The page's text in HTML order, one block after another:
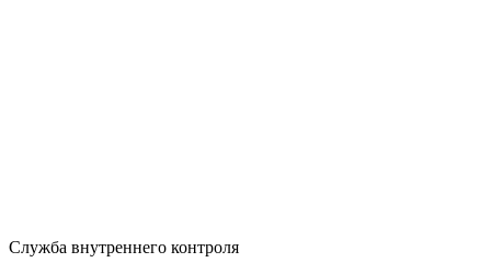
Служба внутреннего контроля